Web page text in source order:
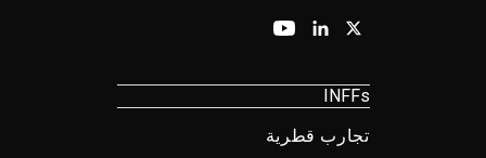
INFFs
تجارب قطرية